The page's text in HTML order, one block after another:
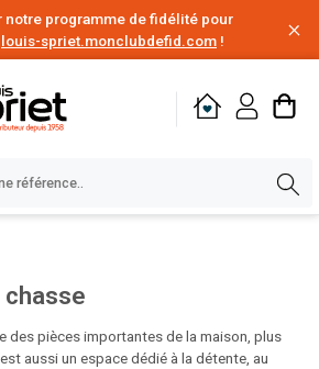
notre programme de fidélité pour
louis-spriet.monclubdefid.com !
des pièces importantes de la maison, plus
aussi un espace dédié à la détente, au